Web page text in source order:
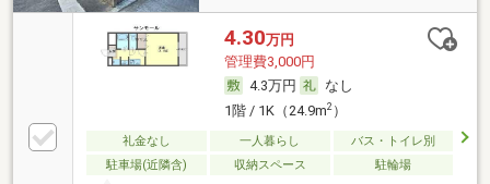
4.30万円
管理費3,000円
4.3万円
なし
1階 / 1K（24.9m2）
礼金なし 一人暮らし
バス・トイレ別
駐車場(近隣含)
収納スペース 駐輪場